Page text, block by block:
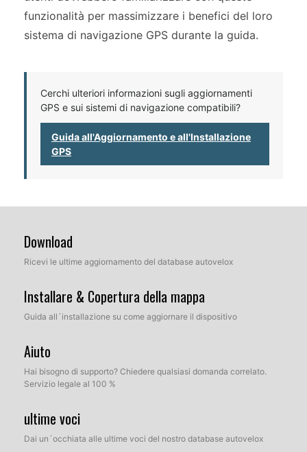
funzionalità per massimizzare i benefici del loro
sistema di navigazione GPS durante la guida.
Cerchi ulteriori informazioni sugli aggiornamenti
GPS e sui sistemi di navigazione compatibili?
Guida all'Aggiornamento e all'Installazione
GPS
Download
Ricevi le ultime aggiornamento del database autovelox
Installare & Copertura della mappa
Guida all´installazione su come aggiornare il dispositivo
Aiuto
Hai bisogno di supporto? Chiedere qualsiasi domanda correlato.
Servizio legale al 100 %
ultime voci
Dai un´occhiata alle ultime voci del nostro database autovelox